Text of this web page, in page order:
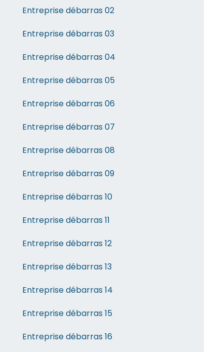
Entreprise débarras 02
Entreprise débarras 03
Entreprise débarras 04
Entreprise débarras 05
Entreprise débarras 06
Entreprise débarras 07
Entreprise débarras 08
Entreprise débarras 09
Entreprise débarras 10
Entreprise débarras 11
Entreprise débarras 12
Entreprise débarras 13
Entreprise débarras 14
Entreprise débarras 15
Entreprise débarras 16